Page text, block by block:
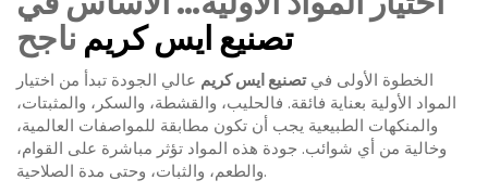
تصنيع ايس كريم ناجح
الخطوة الأولى فيتصنيع ايس كريم عالي الجودة تبدأ من اختيار
المواد الأولية بعناية فائقة. فالحليب، والقشطة، والسكر، والمثبتات،
والمنكهات الطبيعية يجب أن تكون مطابقة للمواصفات العالمية،
وخالية من أي شوائب. جودة هذه المواد تؤثر مباشرة على القوام،
والطعم، والثبات، وحتى مدة الصلاحية.